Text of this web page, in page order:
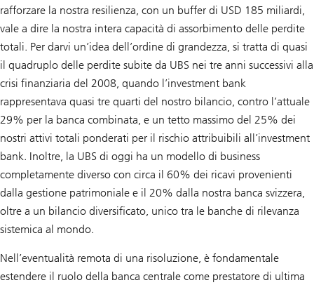
rafforzare la nostra resilienza, con un buffer di USD 185 miliardi,
vale a dire la nostra intera capacità di assorbimento delle perdite
totali. Per darvi un’idea dell’ordine di grandezza, si tratta di quasi
il quadruplo delle perdite subite da UBS nei tre anni successivi alla
crisi finanziaria del 2008, quando l’investment bank
rappresentava quasi tre quarti del nostro bilancio, contro l’attuale
29% per la banca combinata, e un tetto massimo del 25% dei
nostri attivi totali ponderati per il rischio attribuibili all’investment
bank. Inoltre, la UBS di oggi ha un modello di business
completamente diverso con circa il 60% dei ricavi provenienti
dalla gestione patrimoniale e il 20% dalla nostra banca svizzera,
oltre a un bilancio diversificato, unico tra le banche di rilevanza
sistemica al mondo.
Nell’eventualità remota di una risoluzione, è fondamentale
estendere il ruolo della banca centrale come prestatore di ultima